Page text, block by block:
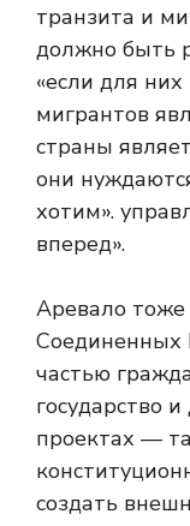
транзита и
должно быть
«если для
мигрантов
страны
они
хотим».
вперед».
Аревало тоже
Соединенных
частью
государство
проектах —
создать